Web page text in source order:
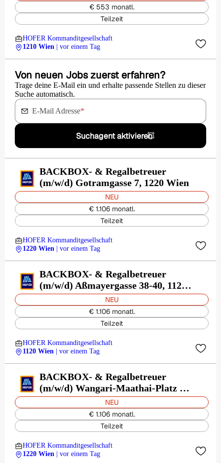
€ 553 monatl.
Teilzeit
HOFER Kommanditgesellschaft
1210 Wien
| vor einem Tag
Von neuen Jobs zuerst erfahren?
Trage deine E-Mail ein und erhalte passende Stellen zu dieser
Suche automatisch.
E-Mail Adresse*
Suchagent aktivieren
BACKBOX- & Regalbetreuer
(m/w/d) Gotramgasse 7, 1220 Wien
NEU
€ 1.106 monatl.
Teilzeit
HOFER Kommanditgesellschaft
1220 Wien
| vor einem Tag
BACKBOX- & Regalbetreuer
(m/w/d) Aßmayergasse 38-40, 1120
Wien
NEU
€ 1.106 monatl.
Teilzeit
HOFER Kommanditgesellschaft
1120 Wien
| vor einem Tag
BACKBOX- & Regalbetreuer
(m/w/d) Wangari-Maathai-Platz 4,
1220 Wien
NEU
€ 1.106 monatl.
Teilzeit
HOFER Kommanditgesellschaft
1220 Wien
| vor einem Tag